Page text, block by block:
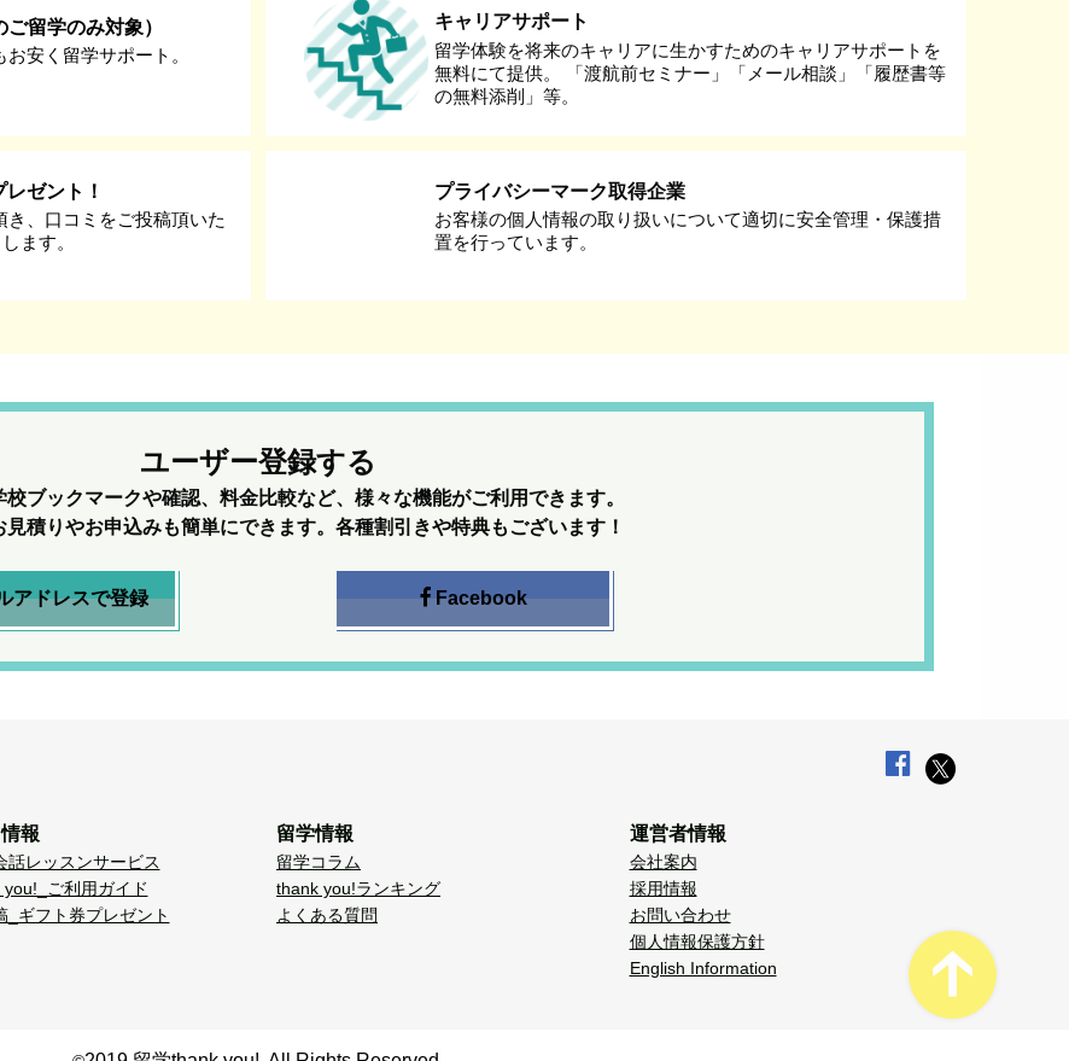
留学のみ対象）
安く留学サポート。
ゼント！
、口コミをご投稿頂いた
ます。
キャリアサポート
留学体験を将来のキャリアに生かすためのキャリアサポートを
無料にて提供。 「渡航前セミナー」「メール相談」「履歴書等
の無料添削」等。
プライバシーマーク取得企業
お客様の個人情報の取り扱いについて適切に安全管理・保護措
置を行っています。
ユーザー登録する
ブックマークや確認、料金比較など、様々な機能がご利用できます。
見積りやお申込みも簡単にできます。各種割引きや特典もございます！
アドレスで登録 Facebook
報
話レッスンサービス
ご利用ガイド
_ギフト券プレゼント
留学情報
留学コラム
thank you!ランキング
よくある質問
運営者情報
会社案内
採用情報
お問い合わせ
個人情報保護方針
English Information